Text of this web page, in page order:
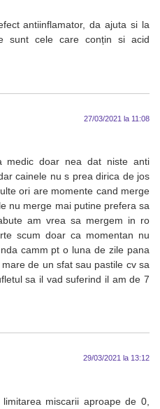
antiinflamator, da ajuta si la
sunt cele care conțin si acid
27/03/2021 la 11:08
medic doar nea dat niste anti
cainele nu s prea dirica de jos
ori are momente cand merge
nu merge mai putine prefera sa
am vrea sa mergem in ro
scum doar ca momentan nu
camm pt o luna de zile pana
de un sfat sau pastile cv sa
sa il vad suferind il am de 7
29/03/2021 la 13:12
miscarii aproape de 0,